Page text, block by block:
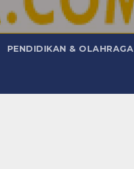
PENDIDIKAN & OLAHRAGA